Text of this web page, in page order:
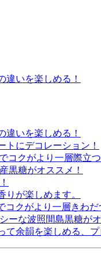
いを楽しめる！
いを楽しめる！
にデコレーション！
クがより一層際立つ
糖がオススメ！
が楽しめます。
クがより一層きわだ
な波照間島黒糖がオ
余韻を楽しめる、プ